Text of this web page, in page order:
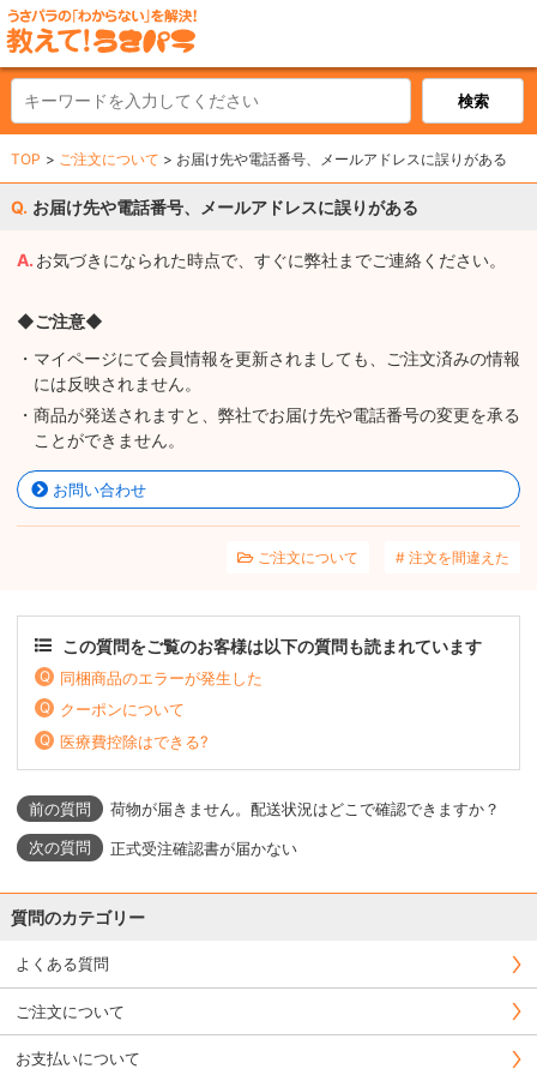
TOP ご注文について お届け先や電話番号、メールアドレスに誤りがある
お届け先や電話番号、メールアドレスに誤りがある
お気づきになられた時点で、すぐに弊社までご連絡ください。
◆ご注意◆
・マイページにて会員情報を更新されましても、ご注文済みの情報
には反映されません。
・商品が発送されますと、弊社でお届け先や電話番号の変更を承る
ことができません。
お問い合わせ
ご注文について 注文を間違えた
この質問をご覧のお客様は以下の質問も読まれています
同梱商品のエラーが発生した
クーポンについて
医療費控除はできる?
荷物が届きません。配送状況はどこで確認できますか？
正式受注確認書が届かない
質問のカテゴリー
よくある質問
ご注文について
お支払いについて